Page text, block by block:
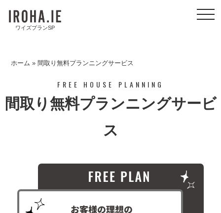
ワイズプランSP
ホーム » 間取り無料プランニングサービス
FREE HOUSE PLANNING
間取り無料プランニングサービ
ス